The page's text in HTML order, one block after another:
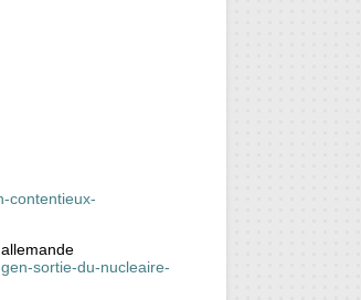
contentieux-
sortie-du-nucleaire-